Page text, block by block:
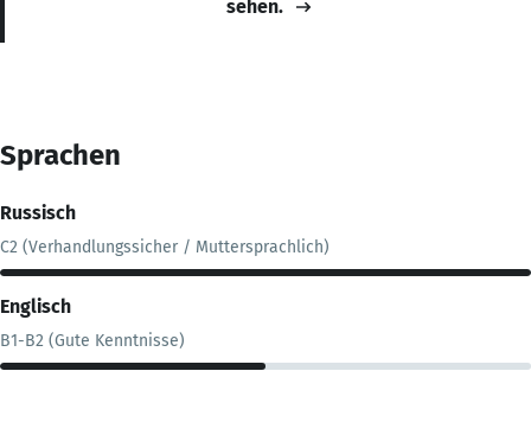
sehen.
Sprachen
Russisch
C2 (Verhandlungssicher / Muttersprachlich)
Englisch
B1-B2 (Gute Kenntnisse)